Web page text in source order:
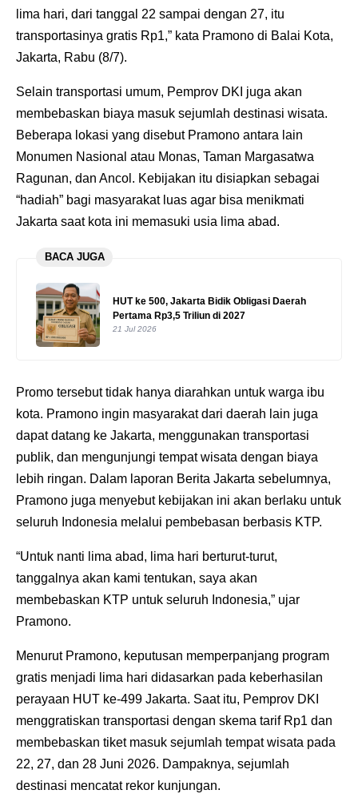
lima hari, dari tanggal 22 sampai dengan 27, itu
transportasinya gratis Rp1,” kata Pramono di Balai Kota,
Jakarta, Rabu (8/7).
Selain transportasi umum, Pemprov DKI juga akan
membebaskan biaya masuk sejumlah destinasi wisata.
Beberapa lokasi yang disebut Pramono antara lain
Monumen Nasional atau Monas, Taman Margasatwa
Ragunan, dan Ancol. Kebijakan itu disiapkan sebagai
“hadiah” bagi masyarakat luas agar bisa menikmati
Jakarta saat kota ini memasuki usia lima abad.
BACA JUGA
HUT ke 500, Jakarta Bidik Obligasi Daerah
Pertama Rp3,5 Triliun di 2027
21 Jul 2026
Promo tersebut tidak hanya diarahkan untuk warga ibu
kota. Pramono ingin masyarakat dari daerah lain juga
dapat datang ke Jakarta, menggunakan transportasi
publik, dan mengunjungi tempat wisata dengan biaya
lebih ringan. Dalam laporan Berita Jakarta sebelumnya,
Pramono juga menyebut kebijakan ini akan berlaku untuk
seluruh Indonesia melalui pembebasan berbasis KTP.
“Untuk nanti lima abad, lima hari berturut-turut,
tanggalnya akan kami tentukan, saya akan
membebaskan KTP untuk seluruh Indonesia,” ujar
Pramono.
Menurut Pramono, keputusan memperpanjang program
gratis menjadi lima hari didasarkan pada keberhasilan
perayaan HUT ke-499 Jakarta. Saat itu, Pemprov DKI
menggratiskan transportasi dengan skema tarif Rp1 dan
membebaskan tiket masuk sejumlah tempat wisata pada
22, 27, dan 28 Juni 2026. Dampaknya, sejumlah
destinasi mencatat rekor kunjungan.